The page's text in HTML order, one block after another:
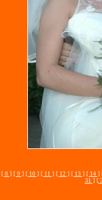
[ 8 ] [ 9 ] [ 10 ] [ 11 ] [ 12 ] [ 13 ] [ 14 ]
31 ] [